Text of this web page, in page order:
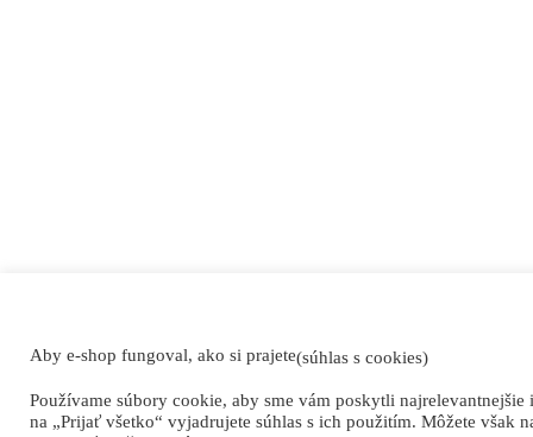
Aby e-shop fungoval, ako si prajete(súhlas s cookies)
Používame súbory cookie, aby sme vám poskytli
na „Prijať všetko“ vyjadrujete súhlas s ich použitím. Môžete však